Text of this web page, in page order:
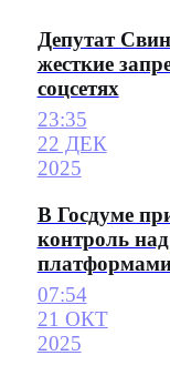
Депутат
жесткие
соцсетях
23:35
22 ДЕК
2025
В Госдуме
контроль
07:54
21 ОКТ
2025